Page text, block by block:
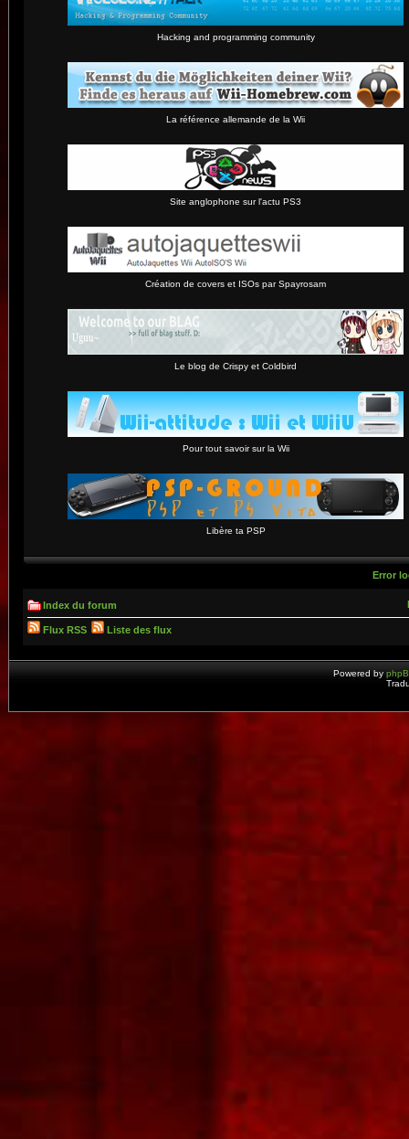
Hacking and programming community
La référence allemande de la Wii
Site anglophone sur l'actu PS3
Création de covers et ISOs par Spayrosam
Le blog de Crispy et Coldbird
Pour tout savoir sur la Wii
Libère ta PSP
Error
Index du forum
Flux RSS Liste des flux
Powered by